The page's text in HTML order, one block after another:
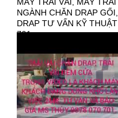
NGÀNH CHĂN DRAP
DRAP TƯ VẤN KỸ
701.